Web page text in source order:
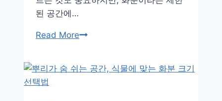
색
트
된 공간에…
Read More인
어